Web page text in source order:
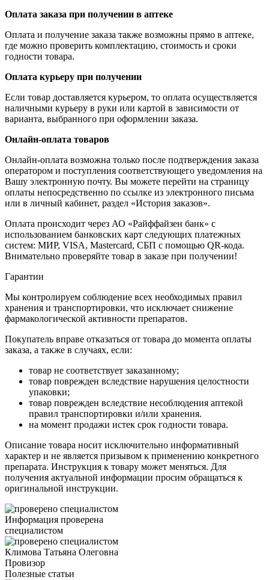
Оплата заказа при получении в аптеке
Оплата и получение заказа также возможны прямо в аптеке,
где можно проверить комплектацию, стоимость и сроки
годности товара.
Оплата курьеру при получении
Если товар доставляется курьером, то оплата осуществляется
наличными курьеру в руки или картой в зависимости от
варианта, выбранного при оформлении заказа.
Онлайн-оплата товаров
Онлайн-оплата возможна только после подтверждения заказа
оператором и поступления соответствующего уведомления на
Вашу электронную почту. Вы можете перейти на страницу
оплаты непосредственно по ссылке из электронного письма
или в личный кабинет, раздел «История заказов».
Оплата происходит через АО «Райффайзен банк» с
использованием банковских карт следующих платежных
систем: МИР, VISA, Mastercard, СБП с помощью QR-кода.
Внимательно проверяйте товар в заказе при получении!
Гарантии
Мы контролируем соблюдение всех необходимых правил
хранения и транспортировки, что исключает снижение
фармакологической активности препаратов.
Покупатель вправе отказаться от товара до момента оплаты
заказа, а также в случаях, если:
товар не соответствует заказанному;
товар поврежден вследствие нарушения целостности
упаковки;
товар поврежден вследствие несоблюдения аптекой
правил транспортировки и/или хранения.
на момент продажи истек срок годности товара.
Описание товара носит исключительно информативный
характер и не является призывом к применению конкретного
препарата. Инструкция к товару может меняться. Для
получения актуальной информации просим обращаться к
оригинальной инструкции.
Информация проверена
специалистом
Климова Татьяна Олеговна
Провизор
Полезные статьи